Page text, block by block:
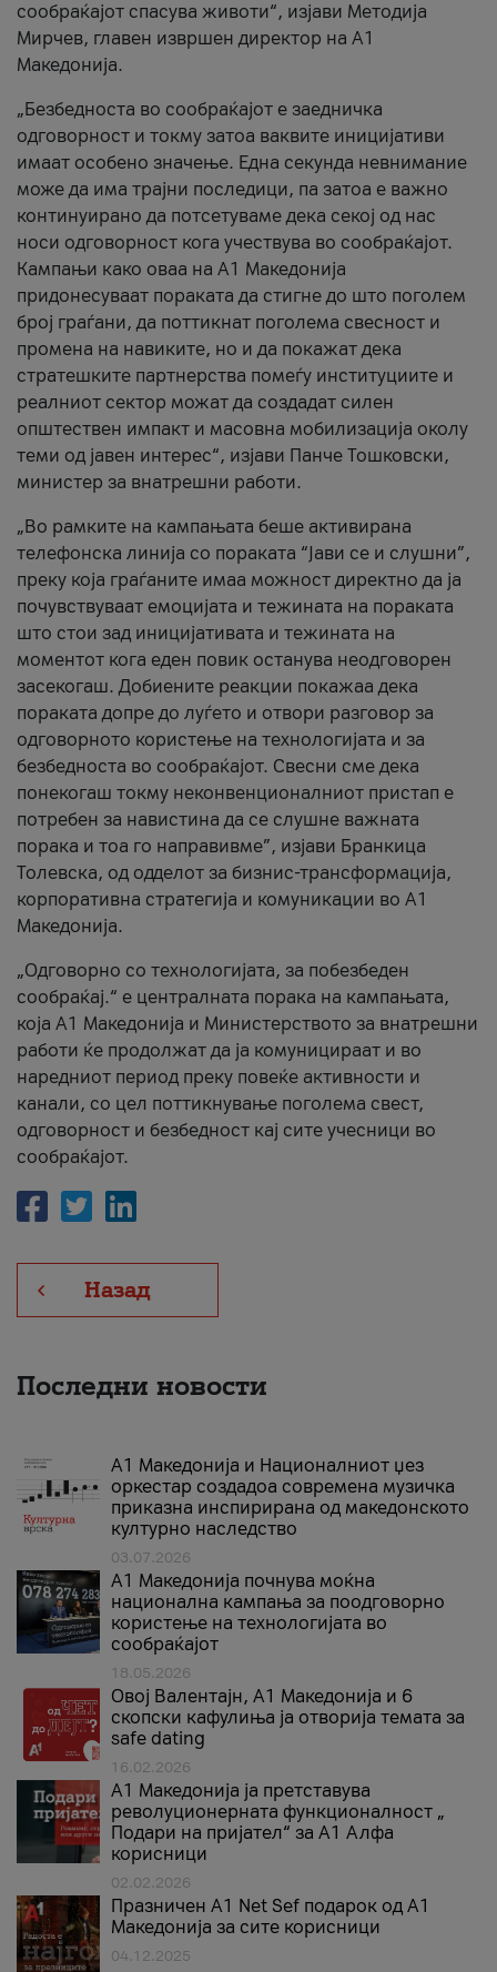
сообраќајот спасува животи“, изјави Методија
Мирчев, главен извршен директор на А1
Македонија.
„Безбедноста во сообраќајот е заедничка
одговорност и токму затоа ваквите иницијативи
имаат особено значење. Една секунда невнимание
може да има трајни последици, па затоа е важно
континуирано да потсетуваме дека секој од нас
носи одговорност кога учествува во сообраќајот.
Кампањи како оваа на A1 Македонија
придонесуваат пораката да стигне до што поголем
број граѓани, да поттикнат поголема свесност и
промена на навиките, но и да покажат дека
стратешките партнерства помеѓу институциите и
реалниот сектор можат да создадат силен
општествен импакт и масовна мобилизација околу
теми од јавен интерес“, изјави Панче Тошковски,
министер за внатрешни работи.
„Во рамките на кампањата беше активирана
телефонска линија со пораката “Јави се и слушни”,
преку која граѓаните имаа можност директно да ја
почувствуваат емоцијата и тежината на пораката
што стои зад иницијативата и тежината на
моментот кога еден повик останува неодговорен
засекогаш. Добиените реакции покажаа дека
пораката допре до луѓето и отвори разговор за
одговорното користење на технологијата и за
безбедноста во сообраќајот. Свесни сме дека
понекогаш токму неконвенционалниот пристап е
потребен за навистина да се слушне важната
порака и тоа го направивме”, изјави Бранкица
Толевска, од одделот за бизнис-трансформација,
корпоративна стратегија и комуникации во А1
Македонија.
„Одговорно со технологијата, за побезбеден
сообраќај.“ е централната порака на кампањата,
која A1 Македонија и Министерството за внатрешни
работи ќе продолжат да ја комуницираат и во
наредниот период преку повеќе активности и
канали, со цел поттикнување поголема свест,
одговорност и безбедност кај сите учесници во
сообраќајот.
Назад
Последни новости
А1 Македонија и Националниот џез
оркестар создадоа современа музичка
приказна инспирирана од македонското
културно наследство
03.07.2026
A1 Македонија почнува моќна
национална кампања за поодговорно
користење на технологијата во
сообраќајот
18.05.2026
Овој Валентајн, A1 Македонија и 6
скопски кафулиња ја отворија темата за
safe dating
16.02.2026
А1 Македонија ја претставува
револуционерната функционалност „
Подари на пријател“ за А1 Алфа
корисници
02.02.2026
Празничен A1 Net Sеf подарок од А1
Македонија за сите корисници
04.12.2025